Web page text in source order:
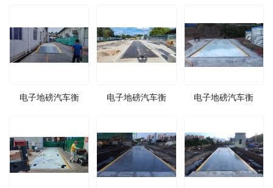
电子地磅汽车衡 电子地磅汽车衡 电子地磅汽车衡